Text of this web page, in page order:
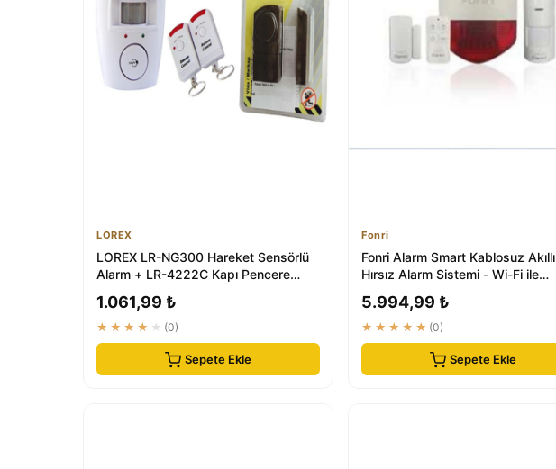
LOREX
LOREX LR-NG300 Hareket Sensörlü
Alarm + LR-4222C Kapı Pencere
1.061,99 ₺
★★★★★ (0)
Sepete Ekle
Fonri
Fonri Alarm Smart Kablosuz Akıllı
Hırsız Alarm Sistemi - Wi-Fi ile
5.994,99 ₺
★★★★★ (0)
Sepete Ekle